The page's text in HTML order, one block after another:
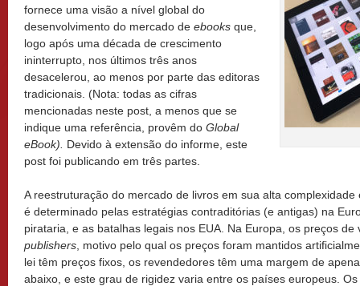
fornece uma visão a nível global do
desenvolvimento do mercado de ebooks que,
logo após uma década de crescimento
ininterrupto, nos últimos três anos
desacelerou, ao menos por parte das editoras
tradicionais. (Nota: todas as cifras
mencionadas neste post, a menos que se
indique uma referência, provêm do Global
eBook).
Devido à extensão do informe, este
post foi publicando em três partes.
A reestruturação do mercado de livros em sua alta
é determinado pelas estratégias contraditórias (e antigas) na
pirataria, e as batalhas legais nos EUA. Na Europa, os preços
publishers , motivo pelo qual os preços foram mantidos
lei têm preços fixos, os revendedores têm uma margem de
abaixo, e este grau de rigidez varia entre os países europeus.